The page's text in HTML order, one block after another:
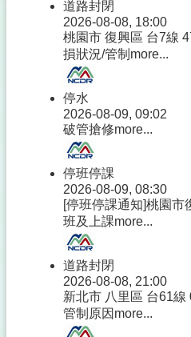
道路封閉
2026-08-08, 18:00
桃園市 復興區 台7線
損狀況/管制 more...
停水
2026-08-09, 09:02
破管搶修more...
停班停課
2026-08-09, 08:30
[停班停課通知]桃園市
班及上課more...
道路封閉
2026-08-08, 21:00
新北市 八里區 台61
管制原因 more...